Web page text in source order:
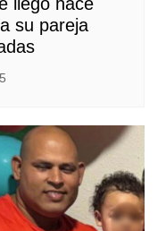
su pareja